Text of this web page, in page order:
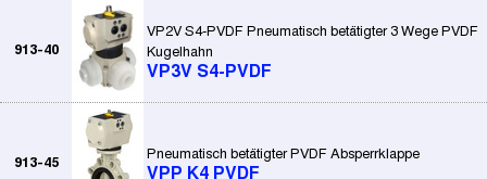
913-40
VP2V S4-PVDF Pneumatisch betätigter 3 Wege PVDF
Kugelhahn
VP3V S4-PVDF
913-45
Pneumatisch betätigter PVDF Absperrklappe
VPP K4 PVDF